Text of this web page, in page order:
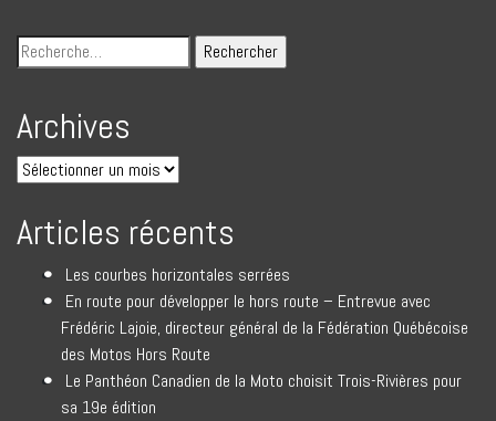
Archives
Articles récents
Les courbes horizontales serrées
En route pour développer le hors route – Entrevue avec
Frédéric Lajoie, directeur général de la Fédération Québécoise
des Motos Hors Route
Le Panthéon Canadien de la Moto choisit Trois-Rivières pour
sa 19e édition